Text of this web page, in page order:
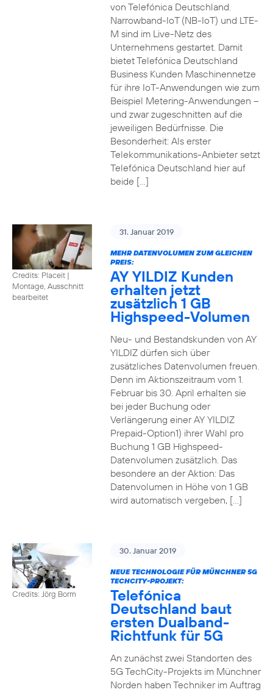
von Telefónica Deutschland.
Narrowband-IoT (NB-IoT) und LTE-
M sind im Live-Netz des
Unternehmens gestartet. Damit
bietet Telefónica Deutschland
Business Kunden Maschinennetze
für ihre IoT-Anwendungen wie zum
Beispiel Metering-Anwendungen –
und zwar zugeschnitten auf die
jeweiligen Bedürfnisse. Die
Besonderheit: Als erster
Telekommunikations-Anbieter setzt
Telefónica Deutschland hier auf
beide […]
Credits: Placeit |
Montage, Ausschnitt
bearbeitet
31. Januar 2019
MEHR DATENVOLUMEN ZUM GLEICHEN
PREIS:
AY YILDIZ Kunden
erhalten jetzt
zusätzlich 1 GB
Highspeed-Volumen
Neu- und Bestandskunden von AY
YILDIZ dürfen sich über
zusätzliches Datenvolumen freuen.
Denn im Aktionszeitraum vom 1.
Februar bis 30. April erhalten sie
bei jeder Buchung oder
Verlängerung einer AY YILDIZ
Prepaid-Option1) ihrer Wahl pro
Buchung 1 GB Highspeed-
Datenvolumen zusätzlich. Das
besondere an der Aktion: Das
Datenvolumen in Höhe von 1 GB
wird automatisch vergeben, […]
Credits: Jörg Borm
30. Januar 2019
NEUE TECHNOLOGIE FÜR MÜNCHNER 5G
TECHCITY-PROJEKT:
Telefónica
Deutschland baut
ersten Dualband-
Richtfunk für 5G
An zunächst zwei Standorten des
5G TechCity-Projekts im Münchner
Norden haben Techniker im Auftrag